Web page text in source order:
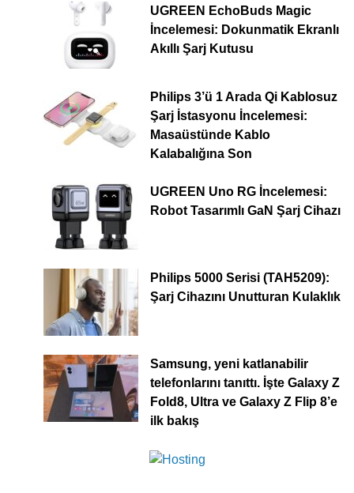
UGREEN EchoBuds Magic
İncelemesi: Dokunmatik Ekranlı
Akıllı Şarj Kutusu
Philips 3’ü 1 Arada Qi Kablosuz
Şarj İstasyonu İncelemesi:
Masaüstünde Kablo
Kalabalığına Son
UGREEN Uno RG İncelemesi:
Robot Tasarımlı GaN Şarj Cihazı
Philips 5000 Serisi (TAH5209):
Şarj Cihazını Unutturan Kulaklık
Samsung, yeni katlanabilir
telefonlarını tanıttı. İşte Galaxy Z
Fold8, Ultra ve Galaxy Z Flip 8’e
ilk bakış